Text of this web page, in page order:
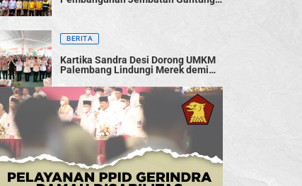
BERITA
Kartika Sandra Desi Dorong UMKM
Palembang Lindungi Merek demi